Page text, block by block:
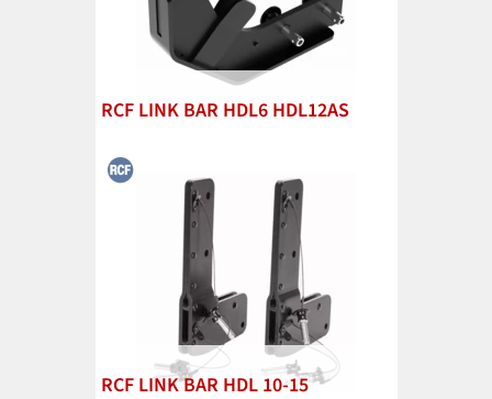
RCF LINK BAR HDL6 HDL12AS
RCF LINK BAR HDL 10-15